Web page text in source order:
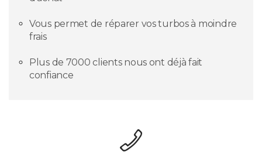
Vous permet de réparer vos turbos à moindre
frais
Plus de 7000 clients nous ont déjà fait
confiance